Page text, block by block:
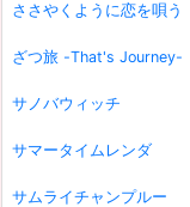
ささやくように恋を唄う
ざつ旅 -That's Journey-
サノバウィッチ
サマータイムレンダ
サムライチャンプルー